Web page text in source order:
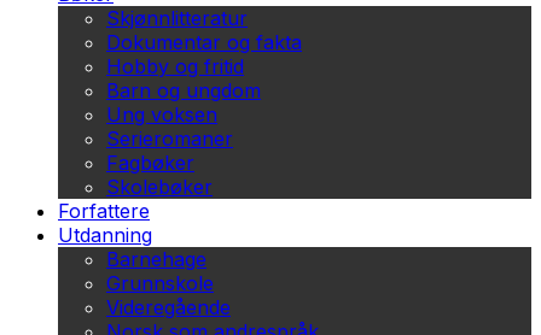
Skjønnlitteratur
Dokumentar og fakta
Hobby og fritid
Barn og ungdom
Ung voksen
Serieromaner
Fagbøker
Skolebøker
Forfattere
Utdanning
Barnehage
Grunnskole
Videregående